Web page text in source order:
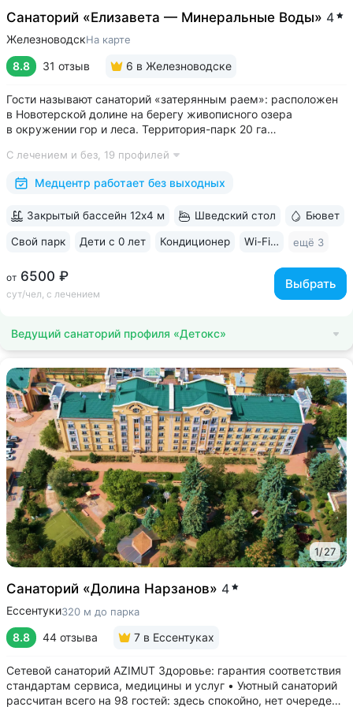
Cанаторий «Елизавета — Минеральные Воды» 4
ЖелезноводскНа карте
8.8 31 отзыв 6 в Железноводске
Гости называют санаторий «затерянным раем»: расположен
в Новотерской долине на берегу живописного озера
в окружении гор и леса. Территория-парк 20 га
живописным храмом «Нерушимая стена» • Обустроенная
набережная озера с зонами отдыха и...
С лечением и без, 19 профилей
Медцентр работает без выходных
от 6500 ₽
сут/чел, с лечением
Выбрать
Закрытый бассейн 12х4 м Шведский стол Бювет
Свой парк Дети с 0 лет Кондиционер Wi-Fi в номерах ещё 3
Ведущий санаторий профиля «Детокс»
1/27
Санаторий «Долина Нарзанов» 4
Ессентуки320 м до парка
8.8 44 отзыва 7 в Ессентуках
Сетевой санаторий AZIMUT Здоровье: гарантия соответствия
стандартам сервиса, медицины и услуг • Уютный санаторий
рассчитан всего на 98 гостей: здесь спокойно, нет очередей,